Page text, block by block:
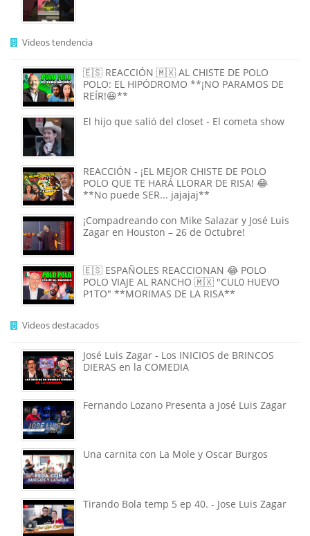
Videos tendencia
🇪🇸 REACCIÓN 🇲🇽 AL CHISTE DE POLO
POLO: EL HIPÓDROMO **¡NO PARAMOS DE
REÍR!😆**
El hijo que salió del closet - El cometa show
REACCIÓN - ¡EL MEJOR CHISTE DE POLO
POLO QUE TE HARÁ LLORAR DE RISA! 😂
**No puede SER... jajajaj**
¡Compadreando con Mike Salazar y José Luis
Zagar en Houston – 26 de Octubre!
🇪🇸 ESPAÑOLES REACCIONAN 😂 POLO
POLO VIAJE AL RANCHO 🇲🇽 "CUL0 HUEVO
P1TO" **MORIMAS DE LA RISA**
Videos destacados
José Luis Zagar - Los INICIOS de BRINCOS
DIERAS en la COMEDIA
Fernando Lozano Presenta a José Luis Zagar
Una carnita con La Mole y Oscar Burgos
Tirando Bola temp 5 ep 40. - Jose Luis Zagar